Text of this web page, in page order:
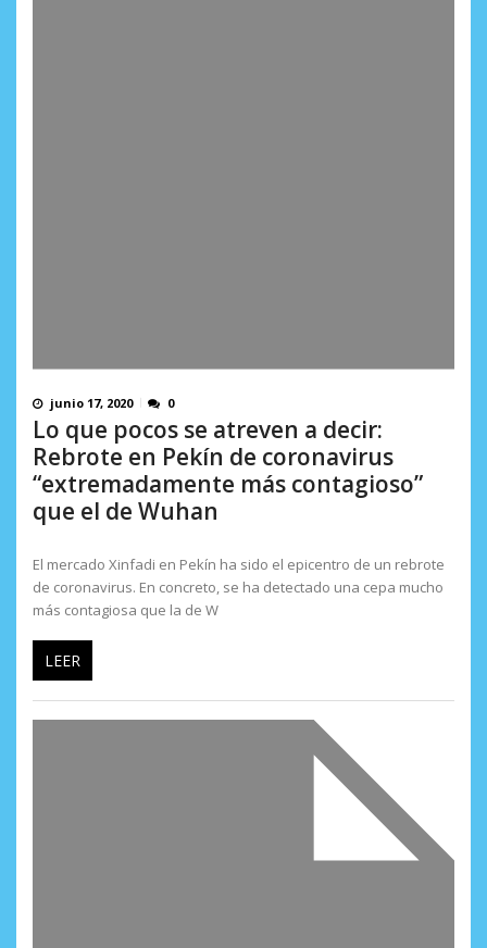
junio 17, 2020 0
Lo que pocos se atreven a decir:
Rebrote en Pekín de coronavirus
“extremadamente más contagioso”
que el de Wuhan
El mercado Xinfadi en Pekín ha sido el epicentro de un rebrote
de coronavirus. En concreto, se ha detectado una cepa mucho
más contagiosa que la de W
LEER